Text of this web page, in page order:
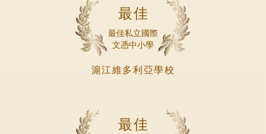
最佳
最佳私立國際
文憑中小學
滬江維多利亞學校
最佳